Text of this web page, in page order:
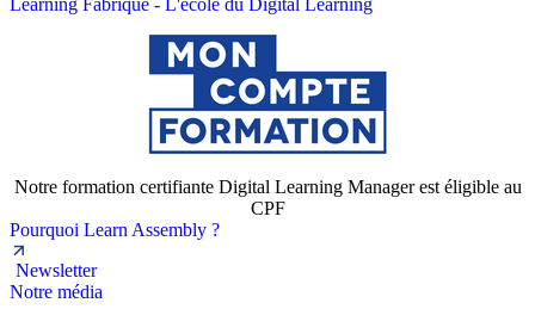
Notre formation certifiante Digital Learning Manager est éligible au
CPF
Pourquoi Learn Assembly ?
Newsletter
Notre média